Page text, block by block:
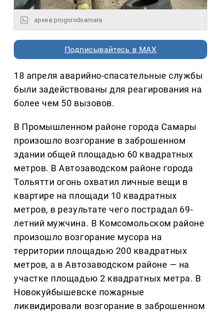
архив progorodsamara
Подписывайтесь в MAX
18 апреля аварийно-спасательные службы
были задействованы для реагирования на
более чем 50 вызовов.
В Промышленном районе города Самары
произошло возгорание в заброшенном
здании общей площадью 60 квадратных
метров. В Автозаводском районе города
Тольятти огонь охватил личные вещи в
квартире на площади 10 квадратных
метров, в результате чего пострадал 69-
летний мужчина. В Комсомольском районе
произошло возгорание мусора на
территории площадью 200 квадратных
метров, а в Автозаводском районе — на
участке площадью 2 квадратных метра. В
Новокуйбышевске пожарные
ликвидировали возгорание в заброшенном